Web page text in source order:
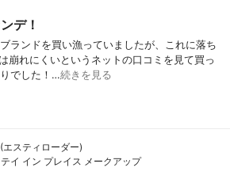
デ！
ランドを買い漁っていましたが、これに落ち
崩れにくいというネットの口コミを見て買っ
でした！…続きを見る
エスティローダー)
イ イン プレイス メークアップ